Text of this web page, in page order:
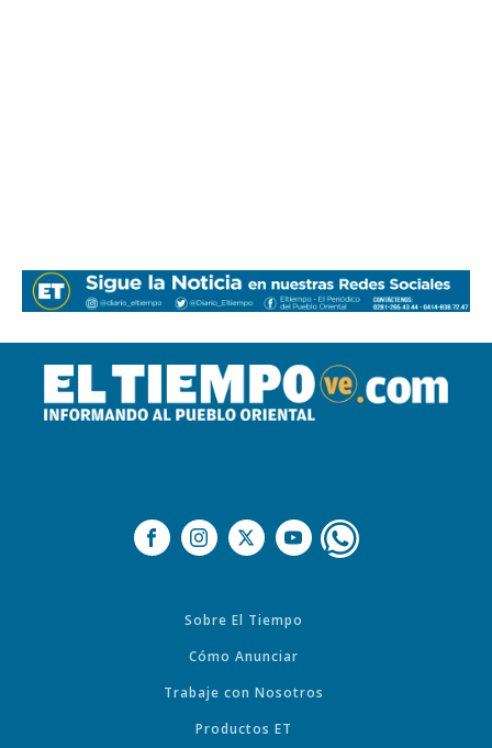
Sobre El Tiempo
Cómo Anunciar
Trabaje con Nosotros
Productos ET